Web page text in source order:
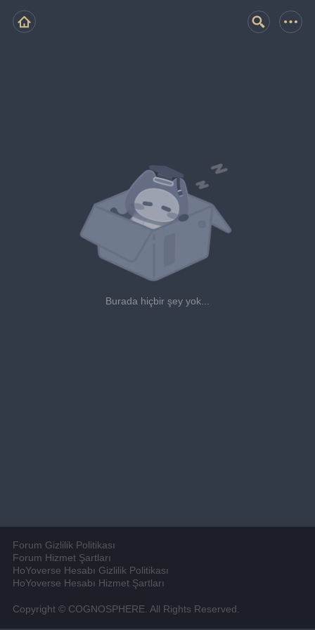
Burada hiçbir şey yok...
Forum Gizlilik Politikası
Forum Hizmet Şartları
HoYoverse Hesabı Gizlilik Politikası
HoYoverse Hesabı Hizmet Şartları
Copyright © COGNOSPHERE. All Rights Reserved.